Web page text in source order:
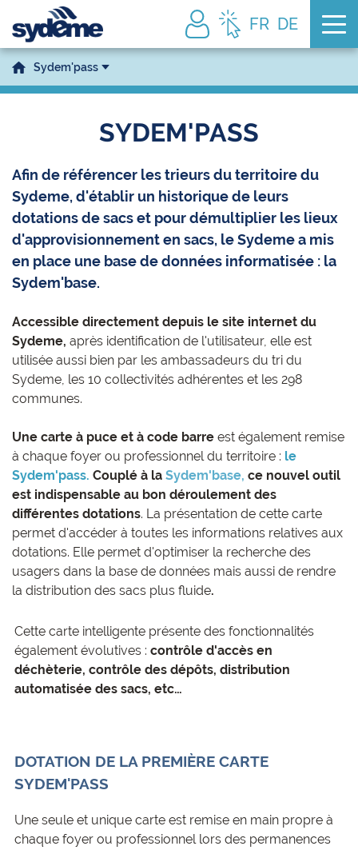
FR DE
Sydem'pass
SYDEM'PASS
Afin de référencer les trieurs du territoire du
Sydeme, d'établir un historique de leurs
dotations de sacs et pour démultiplier les lieux
d'approvisionnement en sacs, le Sydeme a mis
en place une base de données informatisée : la
Sydem'base.
Accessible directement depuis le site internet du
Sydeme, après identification de l'utilisateur, elle est
utilisée aussi bien par les ambassadeurs du tri du
Sydeme, les 10 collectivités adhérentes et les 298
communes.
Une carte à puce et à code barre est également remise
à chaque foyer ou professionnel du territoire : le
Sydem'pass. Couplé à la Sydem'base, ce nouvel outil
est indispensable au bon déroulement des
différentes dotations. La présentation de cette carte
permet d'accéder à toutes les informations relatives aux
dotations. Elle permet d'optimiser la recherche des
usagers dans la base de données mais aussi de rendre
la distribution des sacs plus fluide.
Cette carte intelligente présente des fonctionnalités
également évolutives : contrôle d'accès en
déchèterie, contrôle des dépôts, distribution
automatisée des sacs, etc…
DOTATION DE LA PREMIÈRE CARTE
SYDEM'PASS
Une seule et unique carte est remise en main propre à
chaque foyer ou professionnel lors des permanences